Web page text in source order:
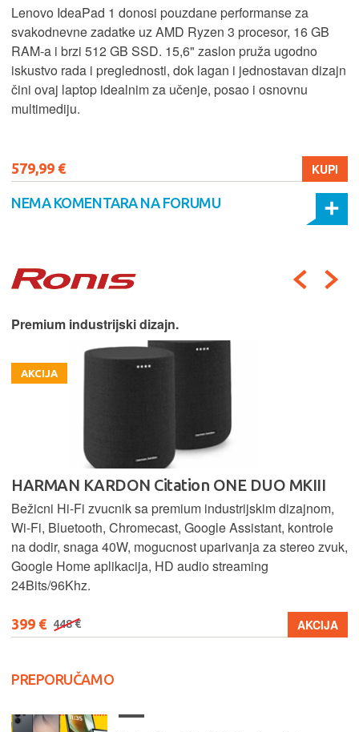
Lenovo IdeaPad 1 donosi pouzdane performanse za
svakodnevne zadatke uz AMD Ryzen 3 procesor, 16 GB
RAM-a i brzi 512 GB SSD. 15,6" zaslon pruža ugodno
iskustvo rada i preglednosti, dok lagan i jednostavan dizajn
čini ovaj laptop idealnim za učenje, posao i osnovnu
multimediju.
579,99 € KUPI
NEMA KOMENTARA NA FORUMU
Premium industrijski dizajn.
AKCIJA
HARMAN KARDON Citation ONE DUO MKIII
Bežicni Hi-Fi zvucnik sa premium industrijskim dizajnom,
Wi-Fi, Bluetooth, Chromecast, Google Assistant, kontrole
na dodir, snaga 40W, mogucnost uparivanja za stereo zvuk,
Google Home aplikacija, HD audio streaming
24Bits/96Khz.
399 € 448 € AKCIJA
PREPORUČAMO